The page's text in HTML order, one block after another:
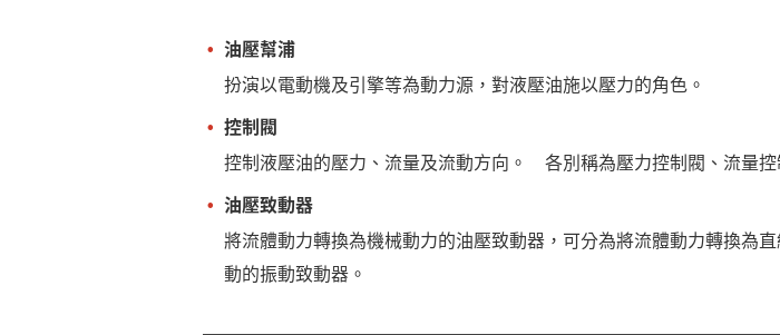
油壓幫浦
扮演以電動機及引擎等為動力源，對液壓油施以壓力的角色。
控制閥
控制液壓油的壓力、流量及流動方向。 各別稱為壓力控制閥、流量控
油壓致動器
將流體動力轉換為機械動力的油壓致動器，可分為將流體動力轉換為
動的振動致動器。